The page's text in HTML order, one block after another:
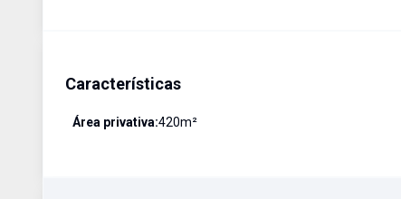
Características
Área privativa:420m²